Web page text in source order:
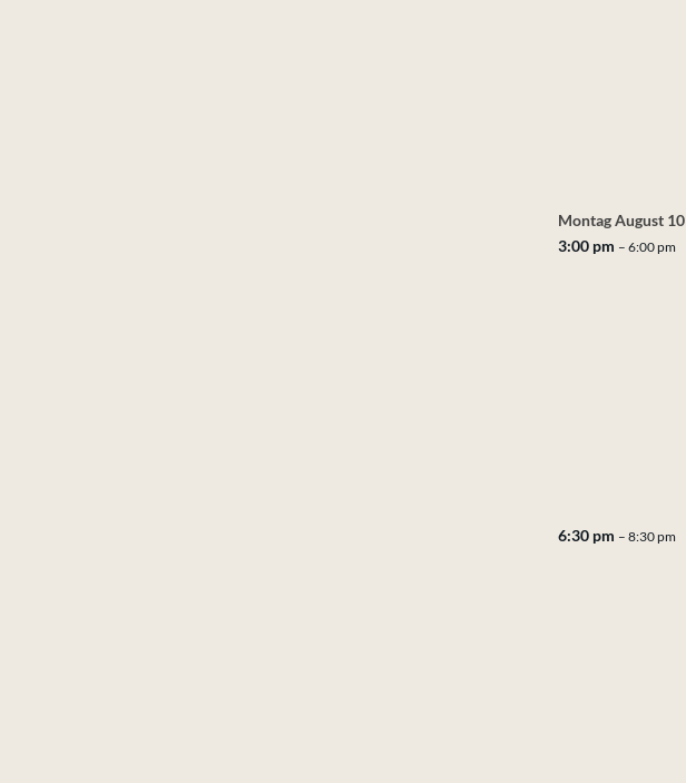
MontagAugust 10
3:00 pm – 6:00 pm
6:30 pm – 8:30 pm